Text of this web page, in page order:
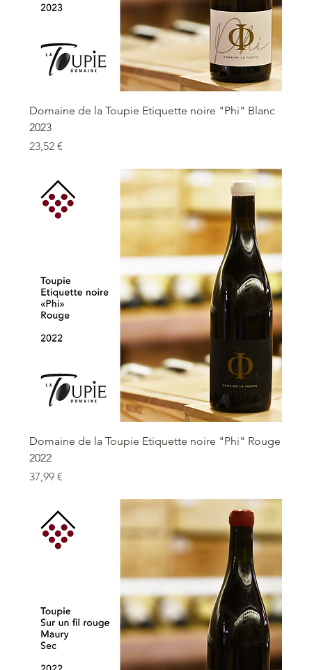
Domaine de la Toupie Etiquette noire "Phi" Blanc
2023
Prix
23,52 €
Domaine de la Toupie Etiquette noire "Phi" Rouge
2022
Prix
37,99 €